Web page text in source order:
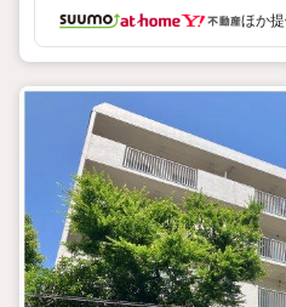
永大ハウス工業の強み
仙台市を中心に宮城県内の多数
＜豊富な不動産知識＞
戸建・マンション・土地...と種
ております。
更に教育施設や商業施設、子育
を総合し、お客様により良い物
っかりとサポートさせて頂きま
2.＜経験豊富なスタッフ＞
当社では【購入】【売却】【引っ越
する様々なご質問はもちろん、
ほか